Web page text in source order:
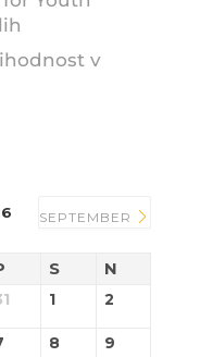
v
SEPTEMBER
S N
1 2
8 9